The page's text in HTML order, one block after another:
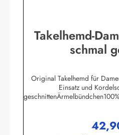
Takelhemd-
schmal
Original Takelhemd für
Einsatz und